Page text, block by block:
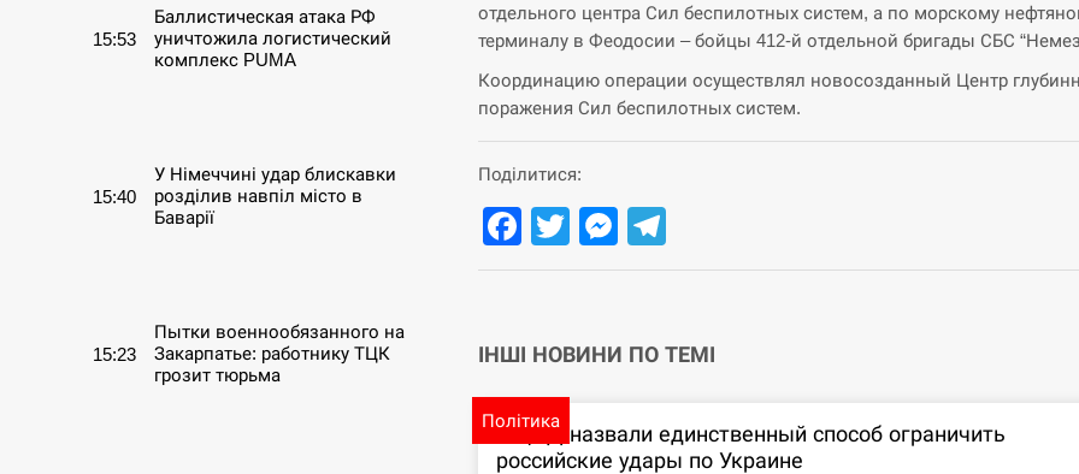
15:53
Баллистическая атака РФ
уничтожила логистический
комплекс PUMA
15:40
У Німеччині удар блискавки
розділив навпіл місто в
Баварії
15:23
Пытки военнообязанного на
Закарпатье: работнику ТЦК
грозит тюрьма
отдельного центра Сил беспилотных систем, а по морскому
терминалу в Феодосии – бойцы 412-й отдельной бригады СБС
Координацию операции осуществлял новосозданный Центр
поражения Сил беспилотных систем.
Поділитися:
Facebook
TwitterMessenger
ІНШІ НОВИНИ ПО ТЕМІ
Політика
В ЦПД назвали единственный способ ограничить
российские удары по Украине